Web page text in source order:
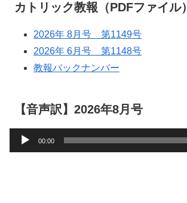
カトリック教報（PDFファイル）
2026年 8月号 第1149号
2026年 6月号 第1148号
教報バックナンバー
【音声訳】2026年8月号
声
00:00